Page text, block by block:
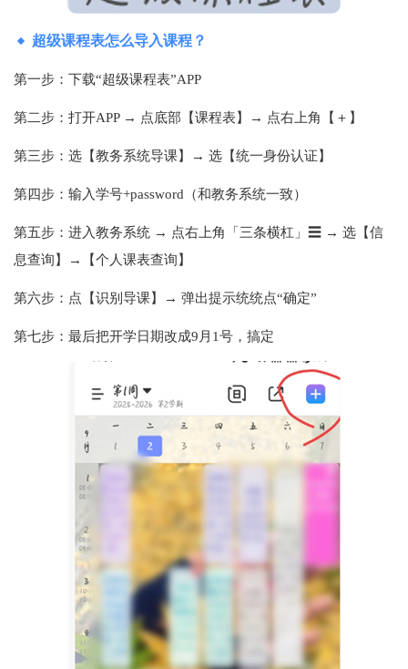
超级课程表怎么导入课程？
第一步：下载“超级课程表”APP
第二步：打开APP → 点底部【课程表】→ 点右上角【＋】
第三步：选【教务系统导课】→ 选【统一身份认证】
第四步：输入学号+password（和教务系统一致）
第五步：进入教务系统 → 点右上角「三条横杠」☰ → 选【信
息查询】→【个人课表查询】
第六步：点【识别导课】→ 弹出提示统统点“确定”
第七步：最后把开学日期改成9月1号，搞定